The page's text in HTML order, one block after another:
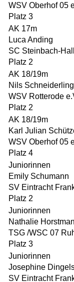
WSV Oberhof 05
Platz 3
AK 17m
Luca Anding
SC Steinbach-
Platz 2
AK 18/19m
Nils Schneiderling
WSV Rotterode
Platz 2
AK 18/19m
Karl Julian
WSV Oberhof 05
Platz 4
Juniorinnen
Emily Schumann
SV Eintracht
Platz 2
Juniorinnen
Nathalie
TSG /WSC 07
Platz 3
Juniorinnen
Josephine
SV Eintracht